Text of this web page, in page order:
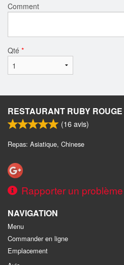
Comment
Qté *
RESTAURANT RUBY ROUGE
(16avis)
Repas: Asiatique, Chinese
Rapporter un problème
NAVIGATION
Menu
Commander en ligne
Emplacement